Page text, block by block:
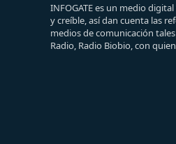
INFOGATE es un medio
y creíble, así dan cuenta las
medios de comunicación
Radio, Radio Biobio, con